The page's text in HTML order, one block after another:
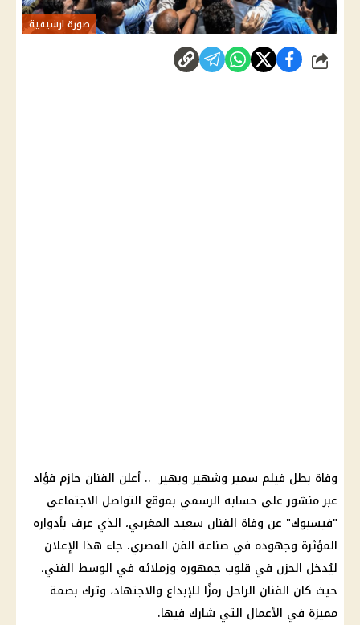
صورة ارشيفية
شارك
وفاة بطل فيلم سمير وشهير وبهير .. أعلن الفنان حازم فؤاد
عبر منشور على حسابه الرسمي بموقع التواصل الاجتماعي
"فيسبوك" عن وفاة الفنان سعيد المغربي، الذي عرف بأدواره
المؤثرة وجهوده في صناعة الفن المصري. جاء هذا الإعلان
ليُدخل الحزن في قلوب جمهوره وزملائه في الوسط الفني،
حيث كان الفنان الراحل رمزًا للإبداع والاجتهاد، وترك بصمة
مميزة في الأعمال التي شارك فيها.